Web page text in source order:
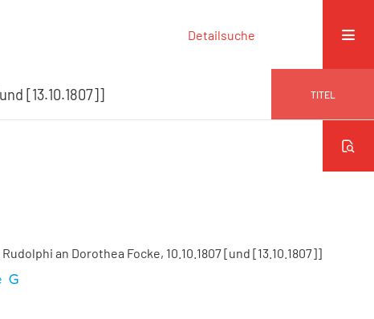
Detailsuche
[13.10.1807]] TITEL
an Dorothea Focke, 10.10.1807 [und [13.10.1807]]